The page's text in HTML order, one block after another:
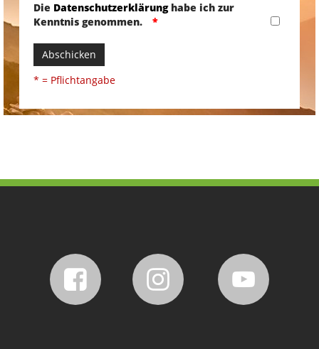
Die Datenschutzerklärunghabe ich zur
Kenntnis genommen.
Abschicken
* = Pflichtangabe